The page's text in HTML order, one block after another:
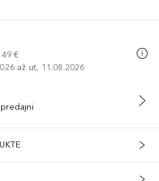
€
až ut, 11.08.2026
DO KOŠÍKA